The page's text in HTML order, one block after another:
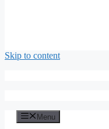
Skip to content
Menu